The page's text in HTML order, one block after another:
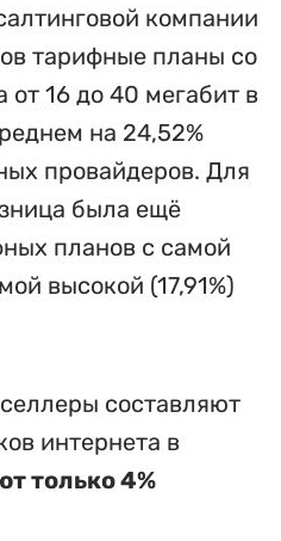
компании
тарифные планы со
от 16 до 40 мегабит в
на 24,52%
провайдеров. Для
была ещё
планов с самой
высокой (17,91%)
составляют
интернета в
только 4%